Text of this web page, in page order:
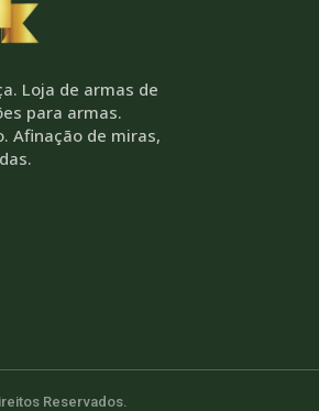
Loja de armas de
para armas.
Afinação de miras,
Reservados.